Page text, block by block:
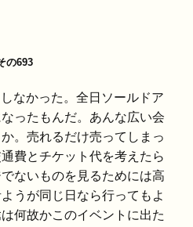
の693
なかった。全日ソールドア
ったもんだ。あんな広い会
。売れるだけ売ってしまっ
費とチケット代を考えたら
ないものを見るためには高
うが同じ日なら行ってもよ
何故かこのイベントに出た